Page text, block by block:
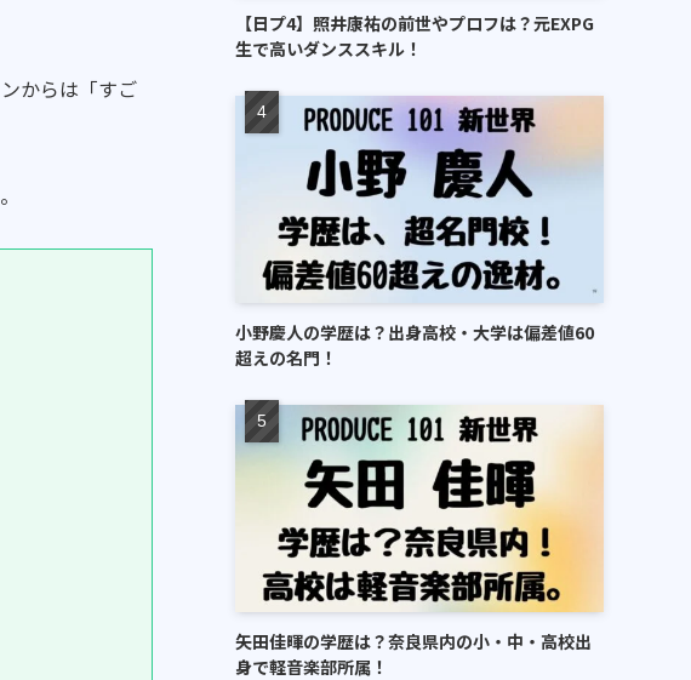
からは「すご
【日プ4】照井康祐の前世やプロフは？元EXPG
生で高いダンススキル！
小野慶人の学歴は？出身高校・大学は偏差値60
超えの名門！
矢田佳暉の学歴は？奈良県内の小・中・高校出
身で軽音楽部所属！